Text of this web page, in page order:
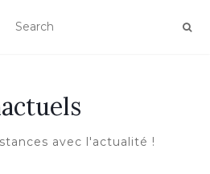
NAVIGATION
avec l'actualité !